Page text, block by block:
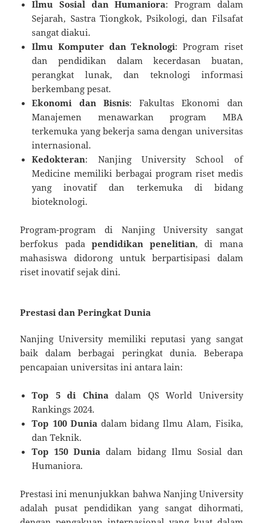
Ilmu Sosial dan Humaniora: Program dalam
Sejarah, Sastra Tiongkok, Psikologi, dan Filsafat
sangat diakui.
Ilmu Komputer dan Teknologi: Program riset
dan pendidikan dalam kecerdasan buatan,
perangkat lunak, dan teknologi informasi
berkembang pesat.
Ekonomi dan Bisnis: Fakultas Ekonomi dan
Manajemen menawarkan program MBA
terkemuka yang bekerja sama dengan universitas
internasional.
Kedokteran: Nanjing University School of
Medicine memiliki berbagai program riset medis
yang inovatif dan terkemuka di bidang
bioteknologi.
Program-program di Nanjing University sangat
berfokus pada pendidikan penelitian, di mana
mahasiswa didorong untuk berpartisipasi dalam
riset inovatif sejak dini.
Prestasi dan Peringkat Dunia
Nanjing University memiliki reputasi yang sangat
baik dalam berbagai peringkat dunia. Beberapa
pencapaian universitas ini antara lain:
Top 5 di China dalam QS World University
Rankings 2024.
Top 100 Dunia dalam bidang Ilmu Alam, Fisika,
dan Teknik.
Top 150 Dunia dalam bidang Ilmu Sosial dan
Humaniora.
Prestasi ini menunjukkan bahwa Nanjing University
adalah pusat pendidikan yang sangat dihormati,